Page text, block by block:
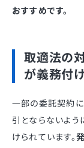
おすすめです。
取適法の
が義務付
一部の委託契約
引とならないよ
けられています。